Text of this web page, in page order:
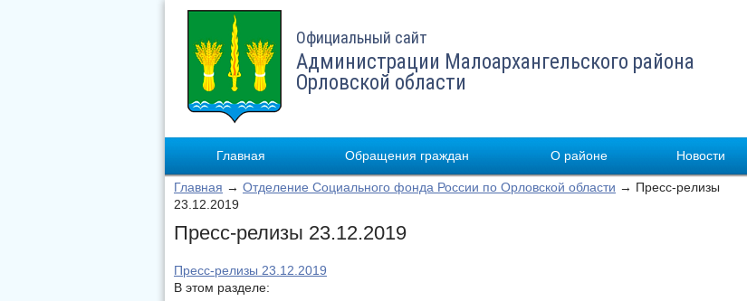
Официальный сайт
Администрации Малоархангельского района
Орловской области
Главная Обращения граждан О районе Новости
Главная → Отделение Социального фонда России по Орловской области → Пресс-релизы
23.12.2019
Пресс-релизы 23.12.2019
Пресс-релизы 23.12.2019
В этом разделе: